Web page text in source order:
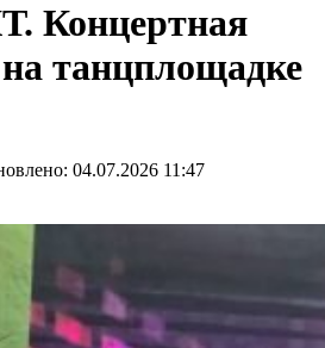
Концертная
танцплощадке
04.07.2026 11:47